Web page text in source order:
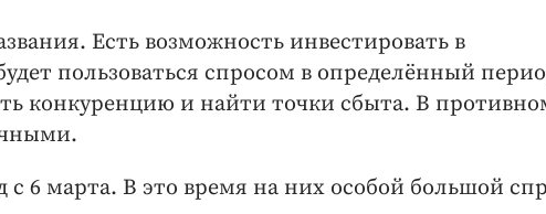
Есть возможность инвестировать в
пользоваться спросом в определённый
конкуренцию и найти точки сбыта. В
6 марта. В это время на них особой большой